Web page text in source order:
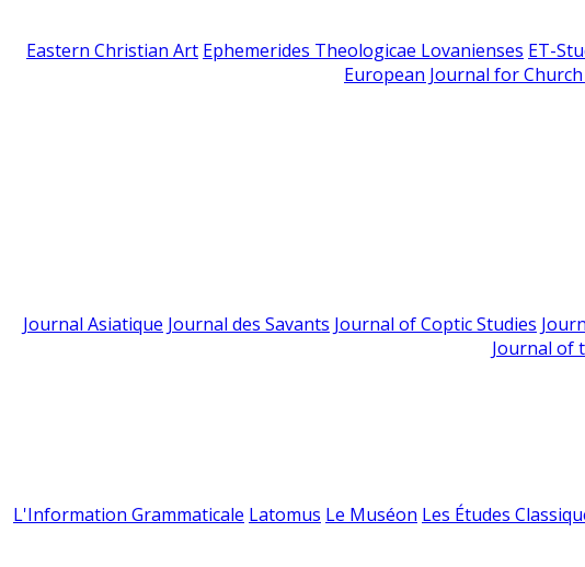
Eastern Christian Art Ephemerides Theologicae Lovanienses ET-
European Journal for
Journal Asiatique Journal des Savants Journal of Coptic Studies
Journal of
L'Information Grammaticale Latomus Le Muséon Les Études